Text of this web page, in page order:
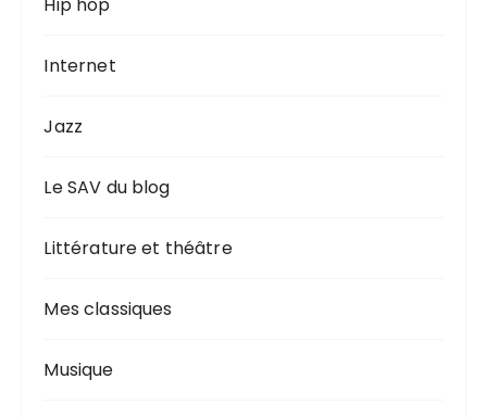
Hip hop
Internet
Jazz
Le SAV du blog
Littérature et théâtre
Mes classiques
Musique